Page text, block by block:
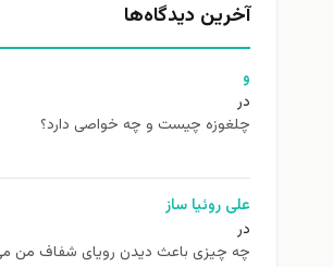
آخرین دیدگاه‌ها
و
در
چلغوزه چیست و چه خواصی دارد؟
علی روئیا ساز
در
چه چیزی باعث دیدن رویای شفاف من